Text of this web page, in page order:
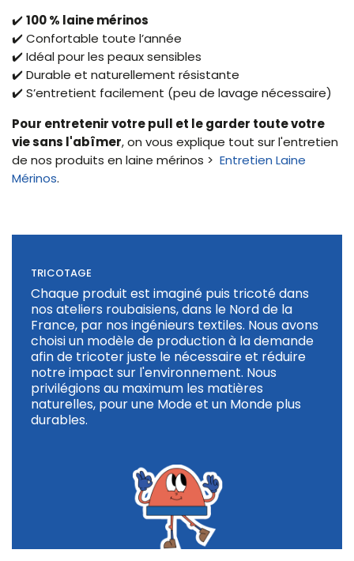
✔️100 % laine mérinos
✔️ Confortable toute l’année
✔️ Idéal pour les peaux sensibles
✔️ Durable et naturellement résistante
✔️ S’entretient facilement (peu de lavage nécessaire)
Pour entretenir votre pull et le garder toute votre
vie sans l'abîmer, on vous explique tout sur l'entretien
de nos produits en laine mérinos > Entretien Laine
Mérinos.
TRICOTAGE
Chaque produit est imaginé puis tricoté dans
nos ateliers roubaisiens, dans le Nord de la
France, par nos ingénieurs textiles. Nous avons
choisi un modèle de production à la demande
afin de tricoter juste le nécessaire et réduire
notre impact sur l'environnement. Nous
privilégions au maximum les matières
naturelles, pour une Mode et un Monde plus
durables.